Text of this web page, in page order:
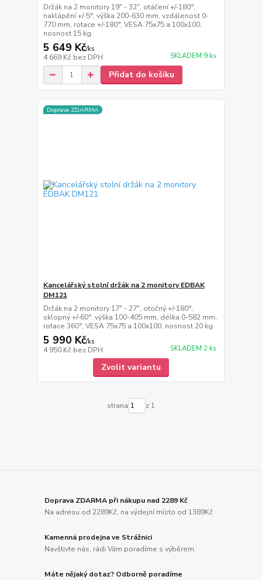
Držák na 2 monitory 19" - 32", otáčení +/-180°,
naklápění +/-5°, výška 200-630 mm, vzdálenost 0-
770 mm, rotace +/-180°, VESA 75x75 a 100x100,
nosnost 15 kg
5 649 Kč/ks
4 669 Kč bez DPH SKLADEM 9 ks
Přidat do košíku
Doprava ZDARMA
Kancelářský stolní držák na 2 monitory EDBAK
DM121
Držák na 2 monitory 17" - 27", otočný +/-180°,
sklopný +/-60°, výška 100-405 mm, délka 0-582 mm,
rotace 360°, VESA 75x75 a 100x100, nosnost 20 kg
5 990 Kč/ks
4 950 Kč bez DPH SKLADEM 2 ks
Zvolit variantu
strana z 1
Doprava ZDARMA při nákupu nad 2289 Kč
Na adresu od 2289Kč, na výdejní místo od 1389Kč
Kamenná prodejna ve Strážnici
Navštivte nás, rádi Vám poradíme s výběrem.
Máte nějaký dotaz? Odborně poradíme